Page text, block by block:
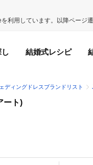
利用しています。以降ページ
結婚式レシピ
ディングドレスブランドリスト
ート)